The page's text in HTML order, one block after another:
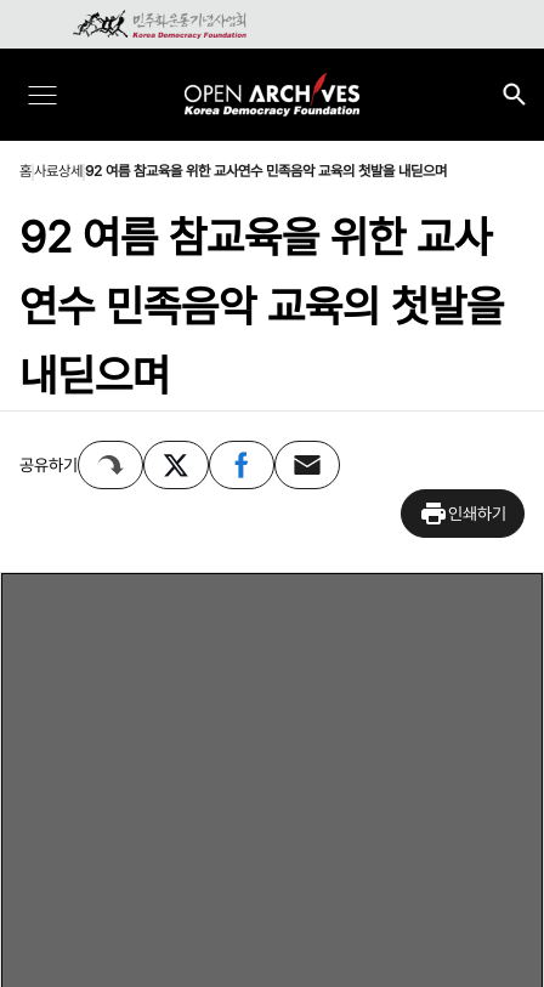
홈사료상세 92 여름 참교육을 위한 교사연수 민족음악 교육의 첫발을 내딛으며
92 여름 참교육을 위한 교사
연수 민족음악 교육의 첫발을
내딛으며
공유하기
인쇄하기